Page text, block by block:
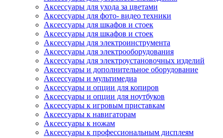
Аксессуары для ухода за цветами
Аксессуары для фото- видео техники
Аксессуары для шкафов и стоек
Аксессуары для шкафов и стоек
Аксессуары для электроинструмента
Аксессуары для электрооборудования
Аксессуары для электроустановочных изделий
Аксессуары и дополнительное оборудование
Аксессуары и мультимедиа
Аксессуары и опции для копиров
Аксессуары и опции для ноутбуков
Аксессуары к игровым приставкам
Аксессуары к навигаторам
Аксессуары к ножам
Аксессуары к профессиональным дисплеям